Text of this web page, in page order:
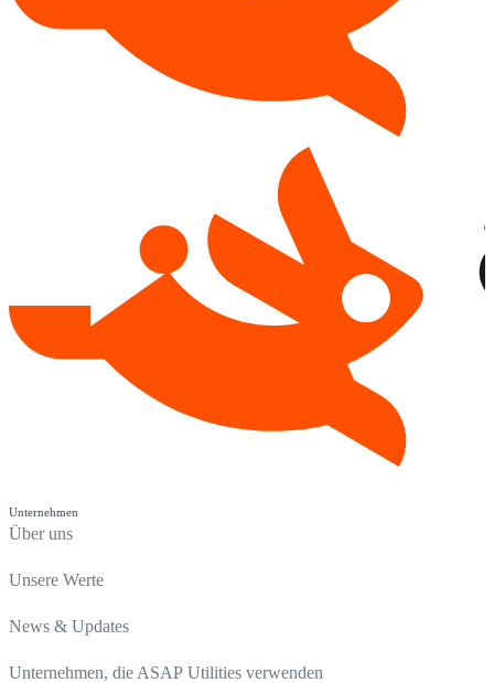
Unternehmen
Über uns
Unsere Werte
News & Updates
Unternehmen, die ASAP Utilities verwenden